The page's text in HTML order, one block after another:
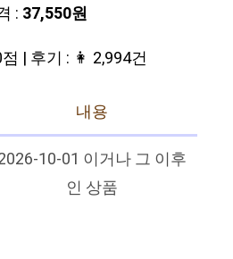
: 37,550원
| 후기 : 👩 2,994건
내용
10-01 이거나 그 이후
인 상품